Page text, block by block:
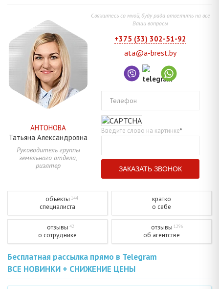
АНТОНОВА
Татьяна Александровна
Руководитель группы
земельного отдела,
риэлтер
Свяжитесь со мной, буду рада ответить на все
Ваши вопросы
+375 (33) 302-51-92
ata@a-brest.by
Телефон
Введите слово на картинке*
объекты 144
специалиста
кратко
о себе
отзывы 42
о сотруднике
отзывы 1296
об агентстве
Бесплатная рассылка прямо в Telegram
ВСЕ НОВИНКИ + СНИЖЕНИЕ ЦЕНЫ